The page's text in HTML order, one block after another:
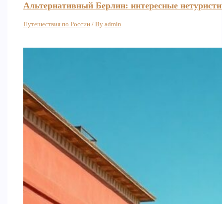
Альтернативный Берлин: интересные
Путешествия по России/ By admin